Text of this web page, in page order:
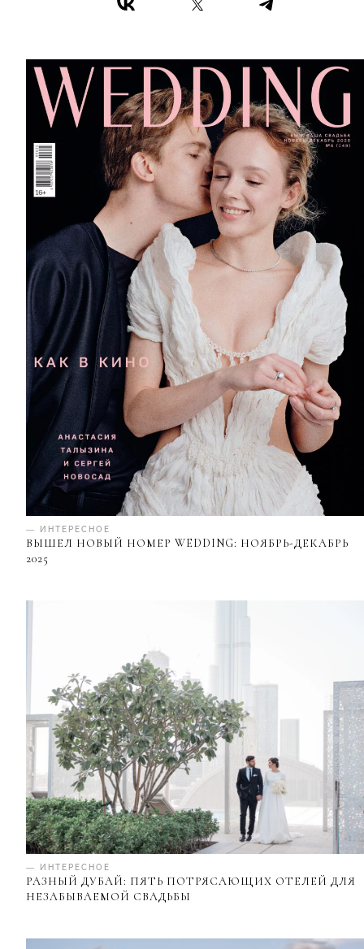
— ИНТЕРЕСНОЕ
ВЫШЕЛ НОВЫЙ НОМЕР WEDDING: НОЯБРЬ-ДЕКАБРЬ
2025
— ИНТЕРЕСНОЕ
РАЗНЫЙ ДУБАЙ: ПЯТЬ ПОТРЯСАЮЩИХ ОТЕЛЕЙ ДЛЯ
НЕЗАБЫВАЕМОЙ СВАДЬБЫ